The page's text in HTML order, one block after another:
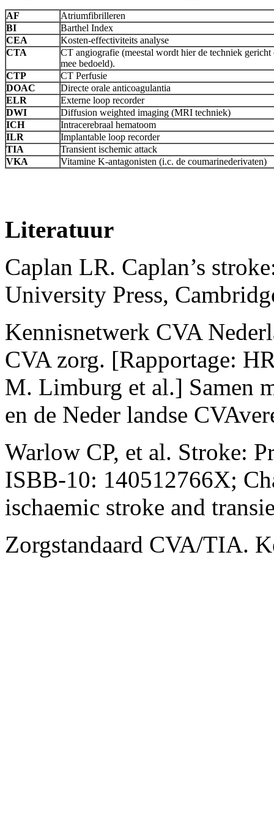
AF
Atriumfibrilleren
BI
Barthel Index
CEA
Kosten-effectiviteits analyse
CTA
CT angiografie (meestal wordt hier de techniek gericht
mee bedoeld).
CTP
CT Perfusie
DOAC
Directe orale anticoagulantia
ELR
Externe loop recorder
DWI
Diffusion weighted imaging (MRI techniek)
ICH
Intracerebraal hematoom
ILR
Implantable loop recorder
TIA
Transient ischemic attack
VKA
Vitamine K-antagonisten (i.c. de coumarinederivaten)
Literatuur
Caplan LR. Caplan’s
University Press,
Kennisnetwerk CVA
CVA zorg. [Rapportage:
M. Limburg et al.] Samen
en de Neder­ landse
Warlow CP, et al. Stroke:
ISBB-10: 140512766X;
ischaemic stroke and
Zorgstandaard CVA/TIA.